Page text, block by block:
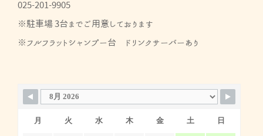
025-201-9905
※駐車場 3台までご用意しております
※フルフラットシャンプー台 ドリンクサーバーあり
月 火 水 木 金 土 日